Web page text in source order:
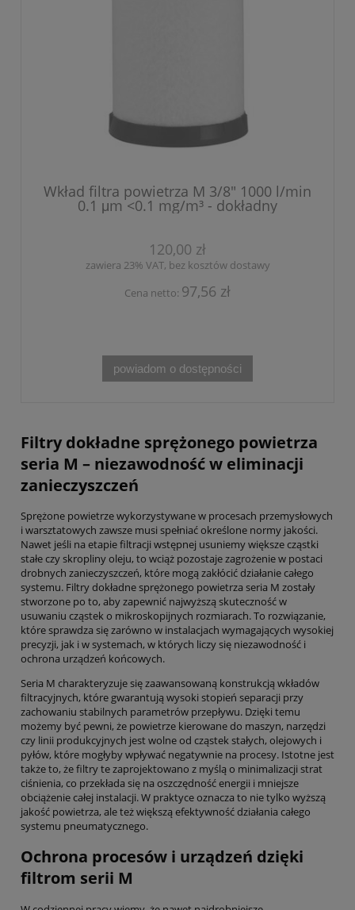
Wkład filtra powietrza M 3/8" 1000 l/min
0.1 μm <0.1 mg/m³ - dokładny
120,00 zł
zawiera 23% VAT, bez kosztów dostawy
Cena netto: 97,56 zł
powiadom o dostępności
Filtry dokładne sprężonego powietrza
seria M – niezawodność w eliminacji
zanieczyszczeń
Sprężone powietrze wykorzystywane w procesach przemysłowych
i warsztatowych zawsze musi spełniać określone normy jakości.
Nawet jeśli na etapie filtracji wstępnej usuniemy większe cząstki
stałe czy skropliny oleju, to wciąż pozostaje zagrożenie w postaci
drobnych zanieczyszczeń, które mogą zakłócić działanie całego
systemu. Filtry dokładne sprężonego powietrza seria M zostały
stworzone po to, aby zapewnić najwyższą skuteczność w
usuwaniu cząstek o mikroskopijnych rozmiarach. To rozwiązanie,
które sprawdza się zarówno w instalacjach wymagających wysokiej
precyzji, jak i w systemach, w których liczy się niezawodność i
ochrona urządzeń końcowych.
Seria M charakteryzuje się zaawansowaną konstrukcją wkładów
filtracyjnych, które gwarantują wysoki stopień separacji przy
zachowaniu stabilnych parametrów przepływu. Dzięki temu
możemy być pewni, że powietrze kierowane do maszyn, narzędzi
czy linii produkcyjnych jest wolne od cząstek stałych, olejowych i
pyłów, które mogłyby wpływać negatywnie na procesy. Istotne jest
także to, że filtry te zaprojektowano z myślą o minimalizacji strat
ciśnienia, co przekłada się na oszczędność energii i mniejsze
obciążenie całej instalacji. W praktyce oznacza to nie tylko wyższą
jakość powietrza, ale też większą efektywność działania całego
systemu pneumatycznego.
Ochrona procesów i urządzeń dzięki
filtrom serii M